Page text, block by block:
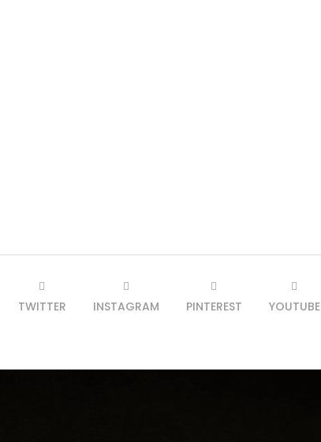
TWITTER INSTAGRAM PINTEREST YOUTUBE